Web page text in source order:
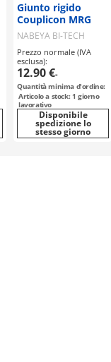
Giunto rigido
Couplicon MRG
NABEYA BI-TECH
Prezzo normale (IVA
esclusa):
12.90 €-
Quantità minima d'ordine:
Articolo a stock: 1 giorno
lavorativo
Disponibile
spedizione lo
stesso giorno